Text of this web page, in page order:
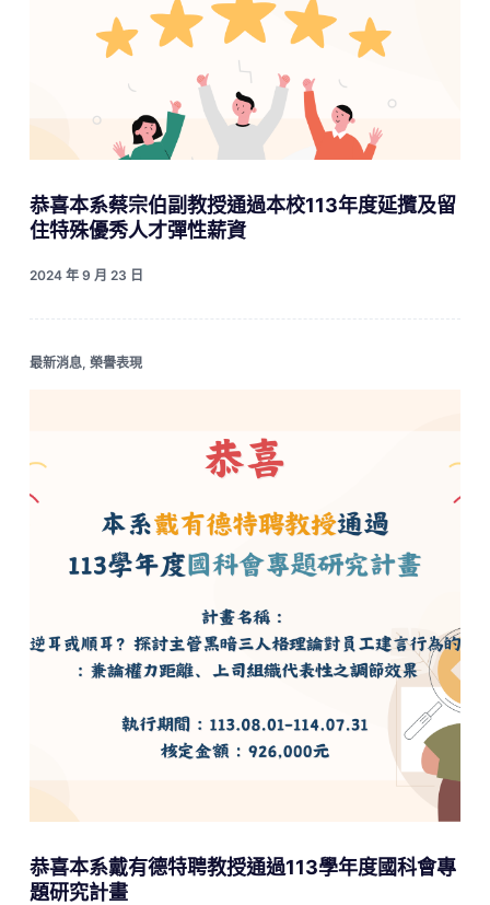
恭喜本系蔡宗伯副教授通過本校113年度延攬及留
住特殊優秀人才彈性薪資
2024 年 9 月 23 日
最新消息, 榮譽表現
恭喜本系戴有德特聘教授通過113學年度國科會專
題研究計畫